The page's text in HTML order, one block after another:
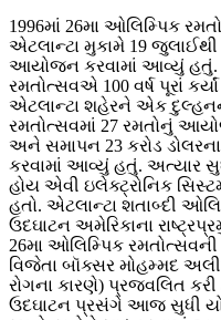
1996માં 26મા ઓલિમ્પિક
એટલાન્ટા મુકામે 19
આયોજન કરવામાં આવ્યું હતું.
રમતોત્સવએ 100 વર્ષ પૂરાં
એટલાન્ટા શહેરને એક
રમતોત્સવમાં 27 રમતોનું
અને સમાપન 23 કરોડ
કરવામાં આવ્યું હતું. અત્યાર
હોય એવી ઇલેક્ટ્રોનિક
હતો. એટલાન્ટા શતાબ્દી
ઉદઘાટન અમેરિકાના
26મા ઓલિમ્પિક
વિજેતા બૉક્સર મોહમ્મદ
રોગના કારણે) પ્રજ્વલિત
ઉદઘાટન પ્રસંગે આજ સુધી